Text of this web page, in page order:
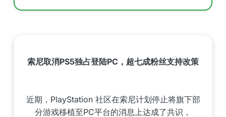
索尼取消PS5独占登陆PC，超七成粉丝支持改策